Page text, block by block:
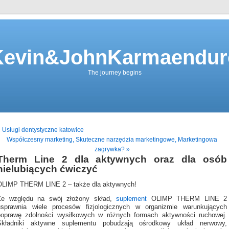
The journey begins
Usługi dentystyczne katowice
Współczesny marketing, Skuteczne narzędzia marketingowe, Marketingowa
zagrywka? »
Line 2 dla aktywnych oraz dla osób
ćwiczyć
THERM LINE 2 – także dla aktywnych!
względu na swój złożony skład, suplement OLIMP THERM LINE 2
wiele procesów fizjologicznych w organizmie warunkujących
zdolności wysiłkowych w różnych formach aktywności ruchowej.
aktywne suplementu pobudzają ośrodkowy układ nerwowy,